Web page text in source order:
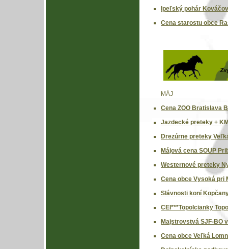
Ipeľský pohár
Cena starostu obce
MÁJ
Cena ZOO Bratislava
Jazdecké preteky +
Drezúrne preteky
Májová cena SOUP
Westernové preteky
Cena obce Vysoká pri
Slávnosti koní
CEI***Topolcianky
Majstrovstvá SJF-BO
Cena obce Veľká